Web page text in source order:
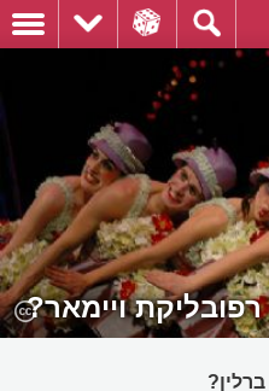
ויימאר?